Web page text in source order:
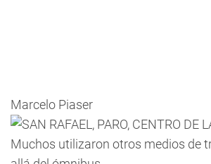
Marcelo Piaser
Muchos utilizaron otros medios de